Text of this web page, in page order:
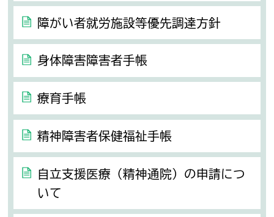
障がい者就労施設等優先調達方針
身体障害障害者手帳
療育手帳
精神障害者保健福祉手帳
自立支援医療（精神通院）の申請につ
いて